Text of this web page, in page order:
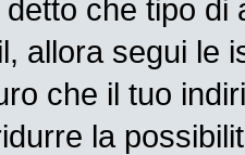
che tipo
allora segui le
che il tuo
la